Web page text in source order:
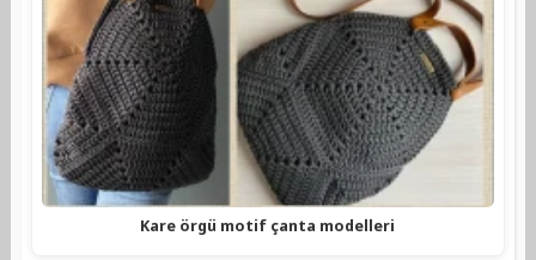
Kare örgü motif çanta modelleri